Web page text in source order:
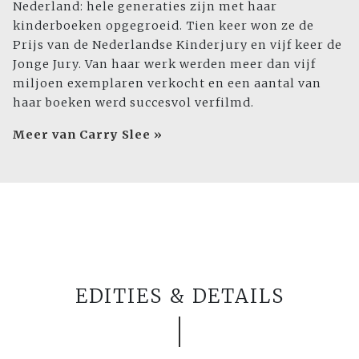
Nederland: hele generaties zijn met haar
kinderboeken opgegroeid. Tien keer won ze de
Prijs van de Nederlandse Kinderjury en vijf keer de
Jonge Jury. Van haar werk werden meer dan vijf
miljoen exemplaren verkocht en een aantal van
haar boeken werd succesvol verfilmd.
Meer van Carry Slee »
EDITIES & DETAILS